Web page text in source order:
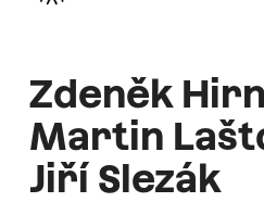
Zdeněk
Martin
Jiří Slezák